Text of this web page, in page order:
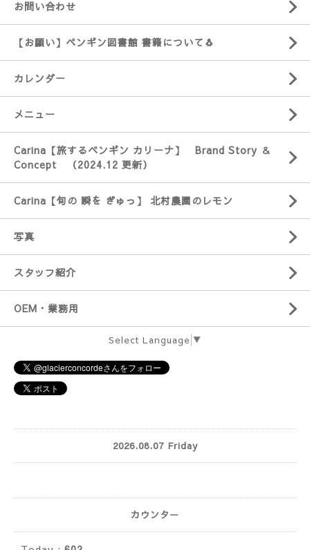
お問い合わせ
【お願い】ペンギン図書館 書籍について🐧
カレンダー
メニュー
Carina【旅するペンギン カリーナ】 Brand Story ＆
Concept （2024.12 更新）
Carina【旬の 瞬を ぎゅっ】 北村農園のレモン
写真
スタッフ紹介
OEM・業務用
Select Language ▼
2026.08.07 Friday
カウンター